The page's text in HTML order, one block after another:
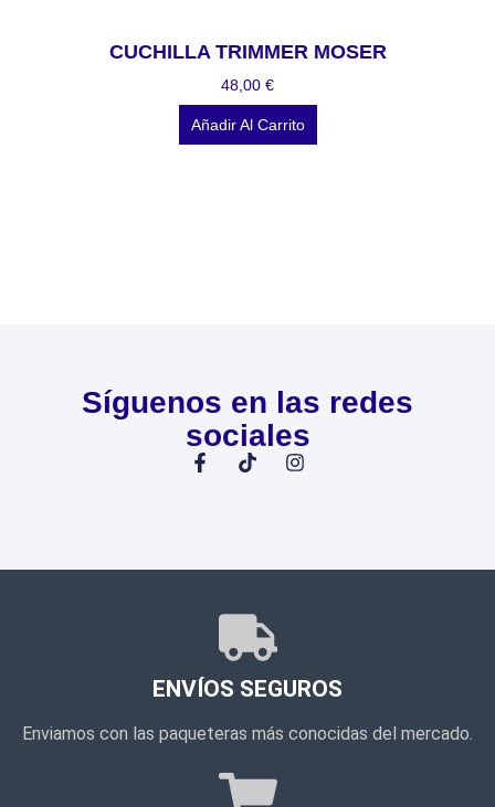
CUCHILLA TRIMMER MOSER
48,00 €
Añadir Al Carrito
Síguenos en las redes
sociales
ENVÍOS SEGUROS
Enviamos con las paqueteras más conocidas del mercado.